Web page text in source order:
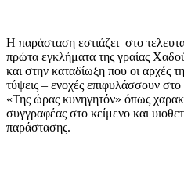
Η παράσταση εστιάζει στο
πρώτα εγκλήματα της γραίας
και στην καταδίωξη που οι αρχές
τύψεις – ενοχές επιφυλάσσουν
«Της ώρας κυνηγητόν» όπως
συγγραφέας στο κείμενο και
παράστασης.